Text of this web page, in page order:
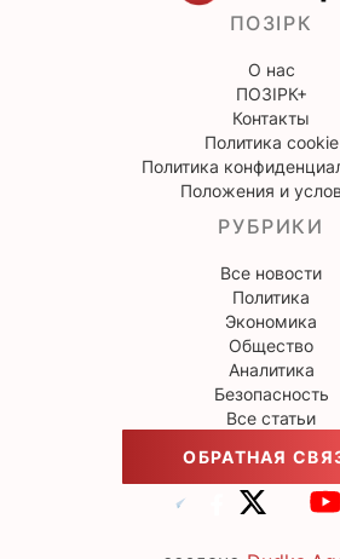
ПОЗІРК
О нас
ПОЗІРК+
Контакты
Политика cookie
Политика
Положения и
РУБРИКИ
Все новости
Политика
Экономика
Общество
Аналитика
Безопасность
Все статьи
ОБРАТНАЯ